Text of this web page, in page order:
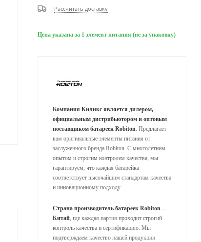
Рассчитать доставку
Цена указана за 1 элемент питания (не за упаковку)
Компания Киликс является дилером,
официальным дистрибьютором и оптовым
поставщиком батареек Robiton . Предлагает
вам оригинальные элементы питания от
заслуженного бренда Robiton. С многолетним
опытом и строгим контролем качества, мы
гарантируем, что каждая батарейка
соответствует высочайшим стандартам качества
и инновационному подходу.
Страна производитель батареек Robiton –
Китай, где каждая партия проходит строгий
контроль качества и сертификацию. Мы
подтверждаем качество нашей продукции